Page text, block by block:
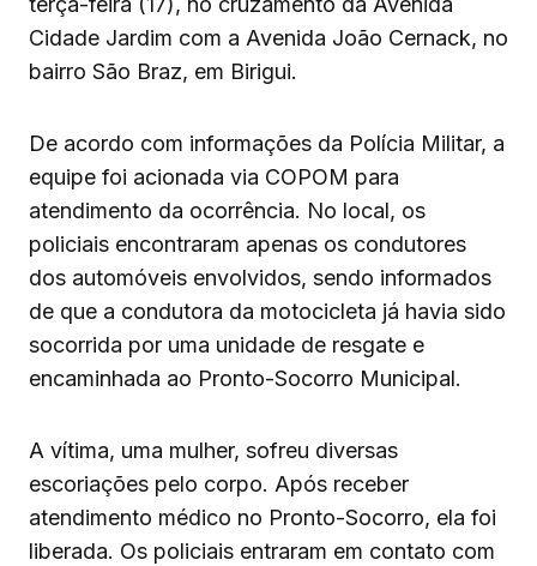
Cidade Jardim com a Avenida João Cernack, no
bairro São Braz, em Birigui.
De acordo com informações da Polícia Militar, a
equipe foi acionada via COPOM para
atendimento da ocorrência. No local, os
policiais encontraram apenas os condutores
dos automóveis envolvidos, sendo informados
de que a condutora da motocicleta já havia sido
socorrida por uma unidade de resgate e
encaminhada ao Pronto-Socorro Municipal.
A vítima, uma mulher, sofreu diversas
escoriações pelo corpo. Após receber
atendimento médico no Pronto-Socorro, ela foi
liberada. Os policiais entraram em contato com